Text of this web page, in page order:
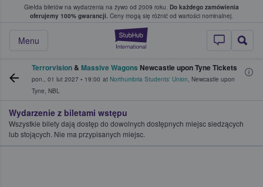
Giełda biletów na wydarzenia na żywo od 2009 roku. Do każdego zamówienia
oferujemy 100% gwarancji. Ceny mogą się różnić od wartości nominalnej.
StubHub —
Menu
w którym fani i kibice kupują i
Terrorvision& Massive Wagons Newcastle upon Tyne Tickets
pon., 01 lut 2027 • 19:00 at Northumbria Students' Union, Newcastle upon
Tyne, NBL
Wydarzenie z biletami wstępu
Wszystkie bilety dają dostęp do dowolnych dostępnych miejsc siedzących
lub stojących. Nie ma przypisanych miejsc.